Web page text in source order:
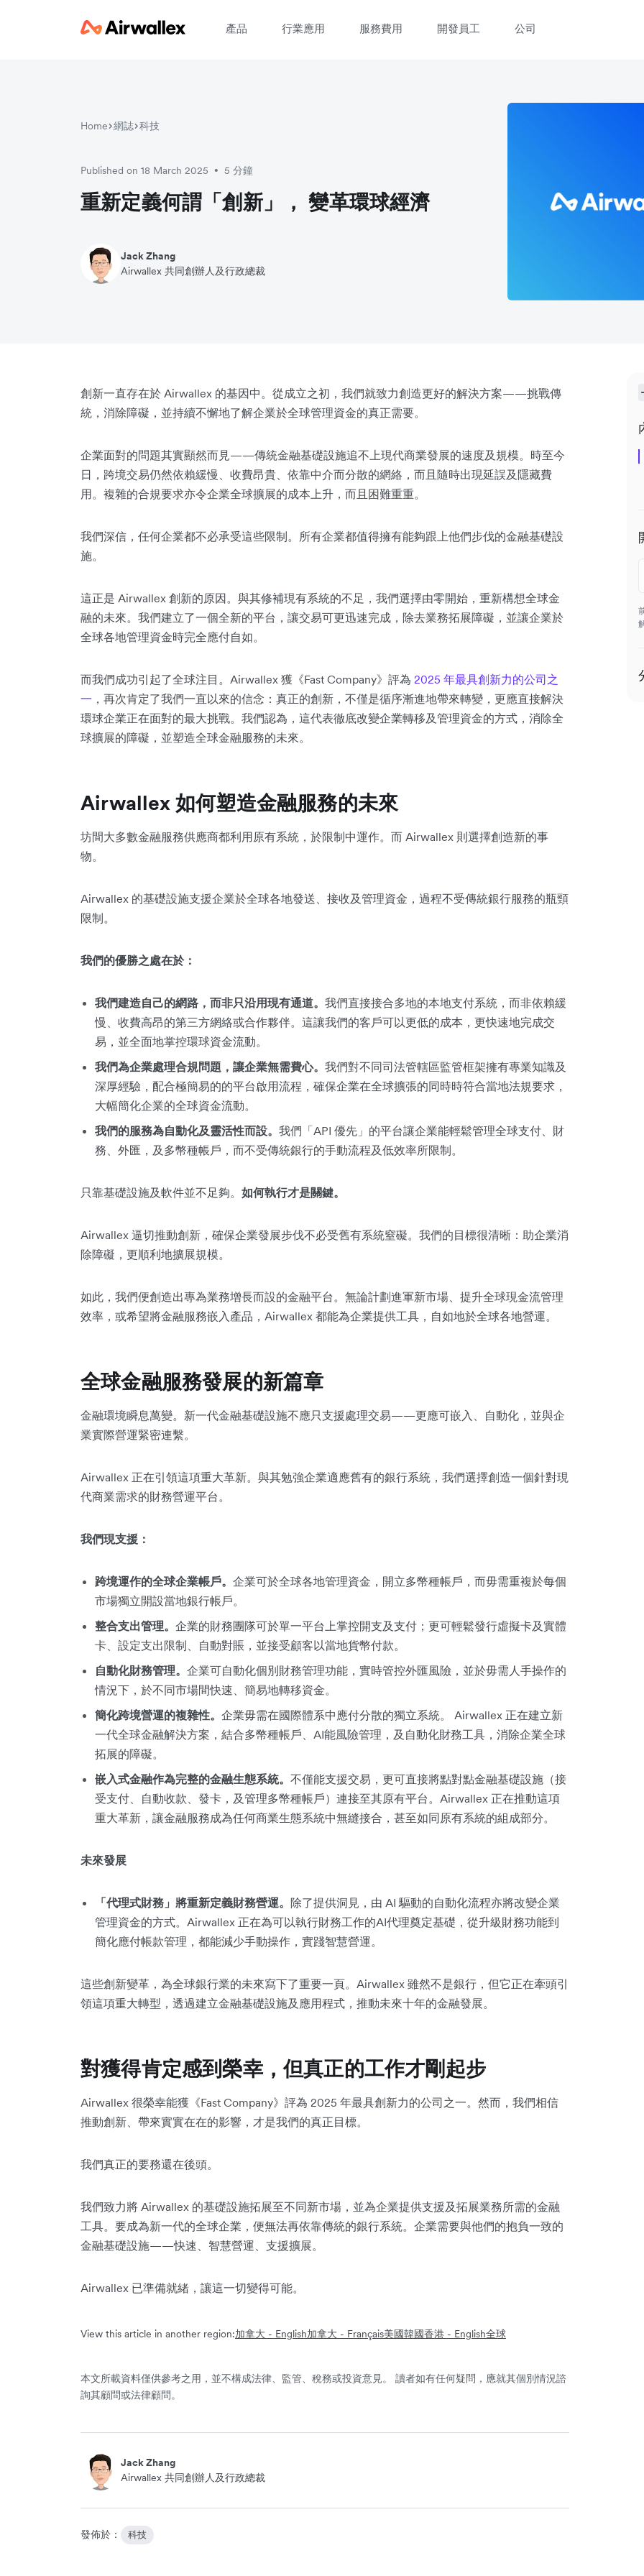
產品 行業應用 服務費用 開發員工 公司
Home 網誌 科技
Published on 18 March 2025 • 5 分鐘
重新定義何謂「創新」， 變革環球經濟
Jack Zhang
Airwallex 共同創辦人及行政總裁
創新一直存在於 Airwallex 的基因中。從成立之初，我們就致力創造更好的解決方案——挑戰傳
統，消除障礙，並持續不懈地了解企業於全球管理資金的真正需要。
企業面對的問題其實顯然而見——傳統金融基礎設施追不上現代商業發展的速度及規模。時至今
日，跨境交易仍然依賴緩慢、收費昂貴、依靠中介而分散的網絡，而且隨時出現延誤及隱藏費
用。複雜的合規要求亦令企業全球擴展的成本上升，而且困難重重。
我們深信，任何企業都不必承受這些限制。所有企業都值得擁有能夠跟上他們步伐的金融基礎設
施。
這正是 Airwallex 創新的原因。與其修補現有系統的不足，我們選擇由零開始，重新構想全球金
融的未來。我們建立了一個全新的平台，讓交易可更迅速完成，除去業務拓展障礙，並讓企業於
全球各地管理資金時完全應付自如。
而我們成功引起了全球注目。Airwallex 獲《Fast Company》評為 2025 年最具創新力的公司之
一 ，再次肯定了我們一直以來的信念：真正的創新，不僅是循序漸進地帶來轉變，更應直接解決
環球企業正在面對的最大挑戰。我們認為，這代表徹底改變企業轉移及管理資金的方式，消除全
球擴展的障礙，並塑造全球金融服務的未來。
Airwallex 如何塑造金融服務的未來
坊間大多數金融服務供應商都利用原有系統，於限制中運作。而 Airwallex 則選擇創造新的事
物。
Airwallex 的基礎設施支援企業於全球各地發送、接收及管理資金，過程不受傳統銀行服務的瓶頸
限制。
我們的優勝之處在於：
我們建造自己的網路，而非只沿用現有通道。 我們直接接合多地的本地支付系統，而非依賴緩
慢、收費高昂的第三方網絡或合作夥伴。這讓我們的客戶可以更低的成本，更快速地完成交
易，並全面地掌控環球資金流動。
我們為企業處理合規問題，讓企業無需費心。 我們對不同司法管轄區監管框架擁有專業知識及
深厚經驗，配合極簡易的的平台啟用流程，確保企業在全球擴張的同時時符合當地法規要求，
大幅簡化企業的全球資金流動。
我們的服務為自動化及靈活性而設。 我們「API 優先」的平台讓企業能輕鬆管理全球支付、財
務、外匯，及多幣種帳戶，而不受傳統銀行的手動流程及低效率所限制。
只靠基礎設施及軟件並不足夠。 如何執行才是關鍵。
Airwallex 逼切推動創新，確保企業發展步伐不必受舊有系統窒礙。我們的目標很清晰：助企業消
除障礙，更順利地擴展規模。
如此，我們便創造出專為業務增長而設的金融平台。無論計劃進軍新市場、提升全球現金流管理
效率，或希望將金融服務嵌入產品，Airwallex 都能為企業提供工具，自如地於全球各地營運。
全球金融服務發展的新篇章
金融環境瞬息萬變。新一代金融基礎設施不應只支援處理交易——更應可嵌入、自動化，並與企
業實際營運緊密連繫。
Airwallex 正在引領這項重大革新。與其勉強企業適應舊有的銀行系統，我們選擇創造一個針對現
代商業需求的財務營運平台。
我們現支援：
跨境運作的全球企業帳戶。 企業可於全球各地管理資金，開立多幣種帳戶，而毋需重複於每個
市場獨立開設當地銀行帳戶。
整合支出管理。 企業的財務團隊可於單一平台上掌控開支及支付；更可輕鬆發行虛擬卡及實體
卡、設定支出限制、自動對賬，並接受顧客以當地貨幣付款。
自動化財務管理。 企業可自動化個別財務管理功能，實時管控外匯風險，並於毋需人手操作的
情況下，於不同市場間快速、簡易地轉移資金。
簡化跨境營運的複雜性。 企業毋需在國際體系中應付分散的獨立系統。 Airwallex 正在建立新
一代全球金融解決方案，結合多幣種帳戶、AI能風險管理，及自動化財務工具，消除企業全球
拓展的障礙。
嵌入式金融作為完整的金融生態系統。 不僅能支援交易，更可直接將點對點金融基礎設施（接
受支付、自動收款、發卡，及管理多幣種帳戶）連接至其原有平台。Airwallex 正在推動這項
重大革新，讓金融服務成為任何商業生態系統中無縫接合，甚至如同原有系統的組成部分。
未來發展
「代理式財務」將重新定義財務營運。 除了提供洞見，由 AI 驅動的自動化流程亦將改變企業
管理資金的方式。Airwallex 正在為可以執行財務工作的AI代理奠定基礎，從升級財務功能到
簡化應付帳款管理，都能減少手動操作，實踐智慧營運。
這些創新變革，為全球銀行業的未來寫下了重要一頁。Airwallex 雖然不是銀行，但它正在牽頭引
領這項重大轉型，透過建立金融基礎設施及應用程式，推動未來十年的金融發展。
對獲得肯定感到榮幸，但真正的工作才剛起步
Airwallex 很榮幸能獲《Fast Company》評為 2025 年最具創新力的公司之一。然而，我們相信
推動創新、帶來實實在在的影響，才是我們的真正目標。
我們真正的要務還在後頭。
我們致力將 Airwallex 的基礎設施拓展至不同新市場，並為企業提供支援及拓展業務所需的金融
工具。要成為新一代的全球企業，便無法再依靠傳統的銀行系統。企業需要與他們的抱負一致的
金融基礎設施——快速、智慧營運、支援擴展。
Airwallex 已準備就緒，讓這一切變得可能。
View this article in another region:加拿大 - English加拿大 - Français美國韓國香港 - English全球
本文所載資料僅供參考之用，並不構成法律、監管、稅務或投資意見。 讀者如有任何疑問，應就其個別情況諮
詢其顧問或法律顧問。
Jack Zhang
Airwallex 共同創辦人及行政總裁
發佈於： 科技